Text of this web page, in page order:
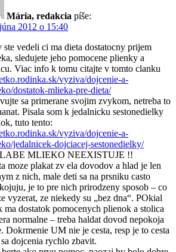
Mária, redakcia píše:
2012 o 15:40
ste vedeli ci ma dieta dostatocny prijem
sledujete jeho pomocene plienky a
Viac info k tomu citajte v tomto clanku
vyziva/dojcenie-a-
dostatok-mlieka-pre-dieta/
sa primerane svojim zvykom, netreba to
Pisala som k jedalnicku sestonedielky
tuto tento:
vyziva/dojcenie-a-
jedalnicek-dojciacej-sestonedielky/
MLIEKO NEEXISTUJE !!
moze plakat zv ela dovodov a hlad je len
z nich, male deti sa na prsniku casto
je to pre nich prirodzeny sposob – co
vyzerat, ze niekedy su „bez dna“. POkial
ma dostatok pomocenych plienok a stolica
normalne – treba haldat dovod nepokoja
Dokrmenie UM nie je cesta, resp je to cesta
dojcenia rychlo zbavit.